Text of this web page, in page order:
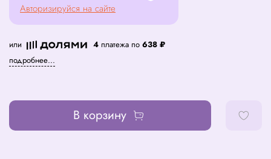
Авторизируйся на сайте
или 4 платежа по 638 ₽
подробнее...
В корзину